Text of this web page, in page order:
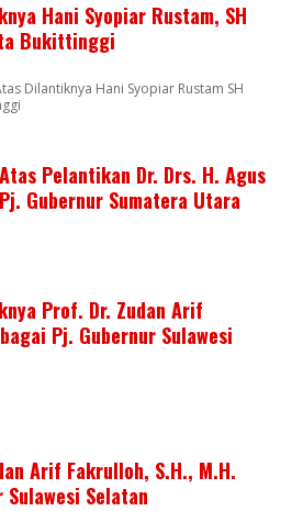
Hani Syopiar Rustam, SH
Bukittinggi
Dilantiknya Hani Syopiar Rustam SH
Pelantikan Dr. Drs. H. Agus
Gubernur Sumatera Utara
Prof. Dr. Zudan Arif
Pj. Gubernur Sulawesi
Arif Fakrulloh, S.H., M.H.
Selatan